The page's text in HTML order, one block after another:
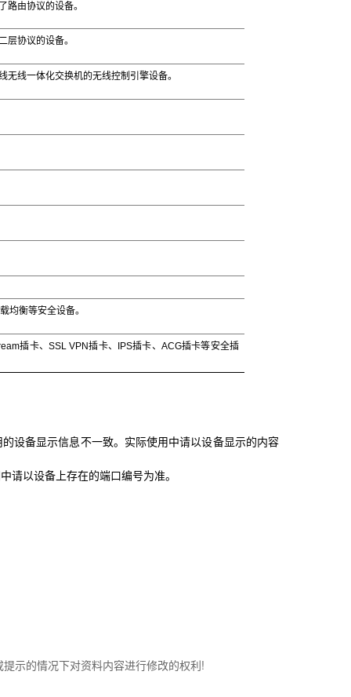
路由协议的设备。
层协议的设备。
线一体化交换机的无线控制引擎设备。
均衡等安全设备。
插卡、SSL VPN插卡、IPS插卡、ACG插卡等安全插
设备显示信息不一致。实际使用中请以设备显示的内容
请以设备上存在的端口编号为准。
示的情况下对资料内容进行修改的权利!